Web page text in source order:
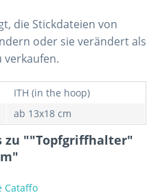
die Stickdateien von
oder sie verändert als
verkaufen.
ITH (in the hoop)
ab 13x18 cm
zu ""Topfgriffhalter"
Cataffo